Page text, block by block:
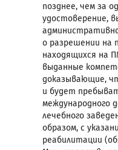
позднее, чем за
удостоверение,
о разрешении на
находящихся на
выданные
доказывающие,
и будет
международного
лечебного
образом, с
реабилитации